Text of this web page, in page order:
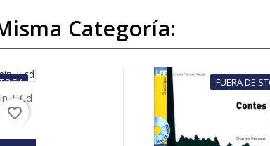
Categoría:
+ Cd
favorite_border
FUERA DE